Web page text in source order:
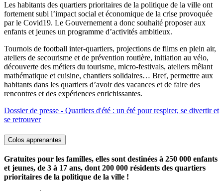
Les habitants des quartiers prioritaires de la politique de la ville ont
fortement subi l’impact social et économique de la crise provoquée
par le Covid19. Le Gouvernement a donc souhaité proposer aux
enfants et jeunes un programme d’activités ambitieux.
Tournois de football inter-quartiers, projections de films en plein air,
ateliers de secourisme et de prévention routière, initiation au vélo,
découverte des métiers du tourisme, micro-festivals, ateliers mêlant
mathématique et cuisine, chantiers solidaires… Bref, permettre aux
habitants dans les quartiers d’avoir des vacances et de faire des
rencontres et des expériences enrichissantes.
Dossier de presse - Quartiers d'été : un été pour respirer, se divertir et
se retrouver
Colos apprenantes
Gratuites pour les familles, elles sont destinées à 250 000 enfants
et jeunes, de 3 à 17 ans, dont 200 000 résidents des quartiers
prioritaires de la politique de la ville !